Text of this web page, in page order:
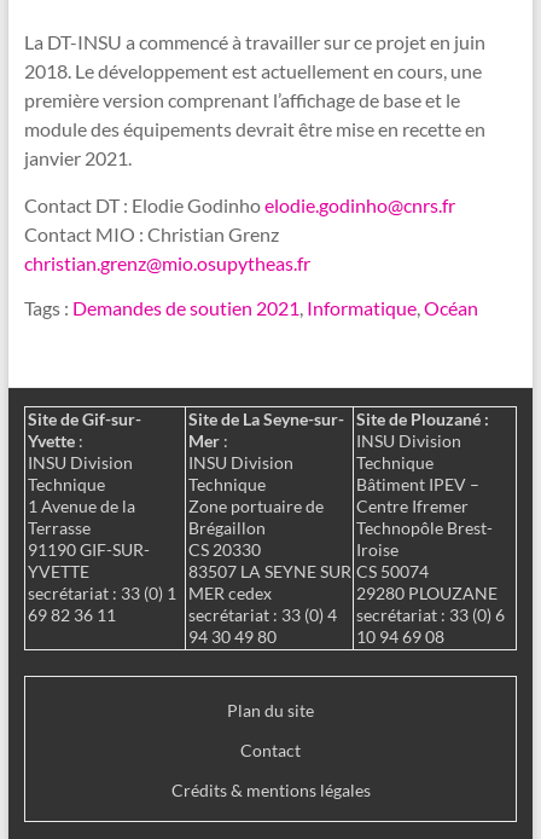
La DT-INSU a commencé à travailler sur ce projet en juin
2018. Le développement est actuellement en cours, une
première version comprenant l’affichage de base et le
module des équipements devrait être mise en recette en
janvier 2021.
Contact DT : Elodie Godinhoelodie.godinho@cnrs.fr
Contact MIO : Christian Grenz
christian.grenz@mio.osupytheas.fr
Tags : Demandes de soutien 2021, Informatique,Océan
Site de Gif-sur-
Yvette:
INSU Division
Technique
1 Avenue de la
Terrasse
91190 GIF-SUR-
YVETTE
secrétariat : 33 (0) 1
69 82 36 11
Site de La Seyne-sur-
Mer:
INSU Division
Technique
Zone portuaire de
Brégaillon
CS 20330
83507 LA SEYNE SUR
MER cedex
secrétariat : 33 (0) 4
94 30 49 80
Site de Plouzané :
INSU Division
Technique
Bâtiment IPEV –
Centre Ifremer
Technopôle Brest-
Iroise
CS 50074
29280 PLOUZANE
secrétariat : 33 (0) 6
10 94 69 08
Plan du site
Contact
Crédits & mentions légales